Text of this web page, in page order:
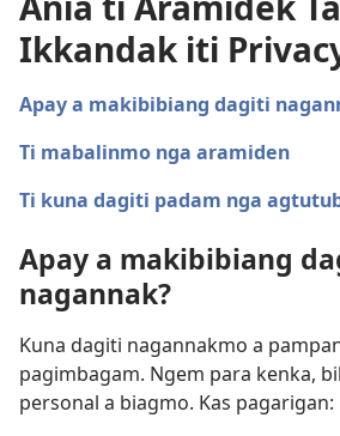
Ikkandak iti
Apay a makibibiang dagiti
Ti mabalinmo nga aramiden
Ti kuna dagiti padam nga
Apay a makibibiang
nagannak?
Kuna dagiti nagannakmo a
pagimbagam. Ngem para kenka,
personal a biagmo. Kas pagarigan: